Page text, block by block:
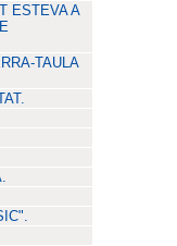
ESTEVA A
TAULA